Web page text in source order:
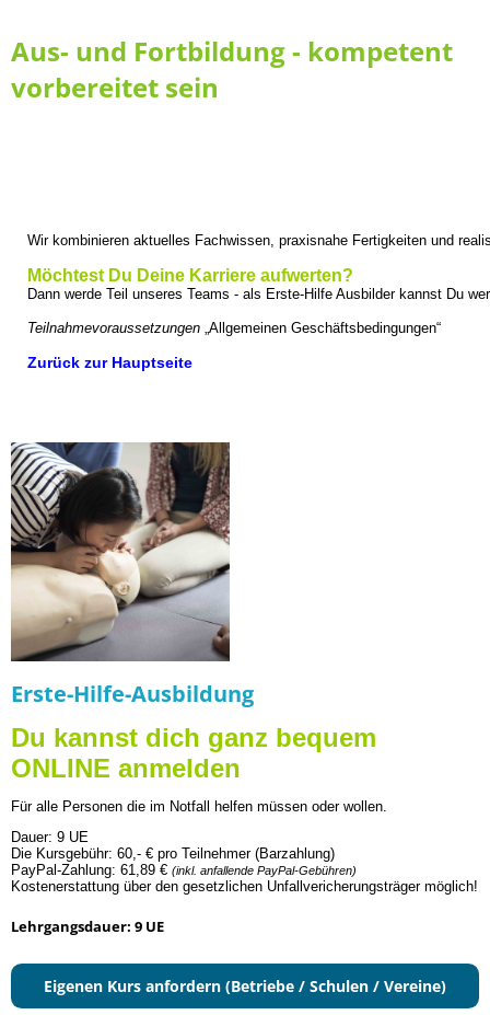
Aus- und Fortbildung - kompetent
vorbereitet sein
Wir kombinieren aktuelles Fachwissen, praxisnahe Fertigkeiten und
Möchtest Du Deine Karriere aufwerten?
Dann werde Teil unseres Teams - als Erste-Hilfe Ausbilder kannst Du
Teilnahmevoraussetzungen „Allgemeinen Geschäftsbedingungen“
Zurück zur Hauptseite
Erste-Hilfe-Ausbildung
Du kannst dich ganz bequem
ONLINE anmelden
Für alle Personen die im Notfall helfen müssen oder wollen.
Dauer: 9 UE
Die Kursgebühr: 60,- € pro Teilnehmer (Barzahlung)
PayPal-Zahlung: 61,89 € (inkl. anfallende PayPal-Gebühren)
Kostenerstattung über den gesetzlichen Unfallvericherungsträger möglich!
Lehrgangsdauer: 9 UE
Eigenen Kurs anfordern (Betriebe / Schulen / Vereine)